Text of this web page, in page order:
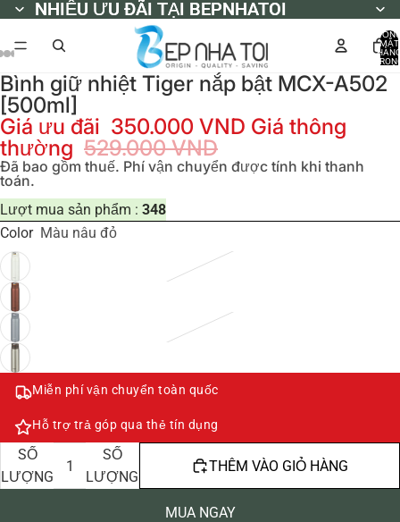
NHIỀU ƯU ĐÃI TẠI BEPNHATOI
NHIỀU ƯU ĐÃI TẠI BEPNHATOI
MẶT
0
Bình giữ nhiệt Tiger nắp bật MCX-A502
[500ml]
Giá ưu đãi 350.000 VND Giá thông
thường 529.000 VND
Đã bao gồm thuế. Phí vận chuyển được tính khi thanh
toán.
Lượt mua sản phẩm : 348
Color Màu nâu đỏ
Miễn phí vận chuyển toàn quốc
Hỗ trợ trả góp qua thẻ tín dụng
GIẢM
SỐ
LƯỢNG
TĂNG
SỐ
LƯỢNG
THÊM VÀO GIỎ HÀNG
MUA NGAY